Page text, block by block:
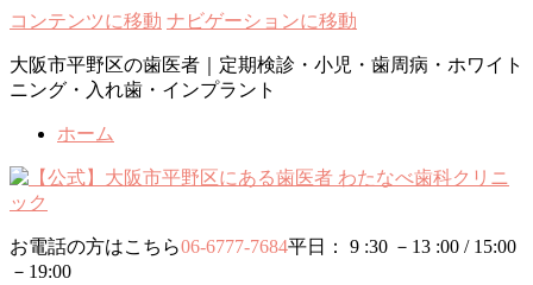
コンテンツに移動 ナビゲーションに移動
大阪市平野区の歯医者｜定期検診・小児・歯周病・ホワイト
ニング・入れ歯・インプラント
ホーム
お電話の方はこちら06-6777-7684平日： 9 :30 －13 :00 / 15:00
－19:00